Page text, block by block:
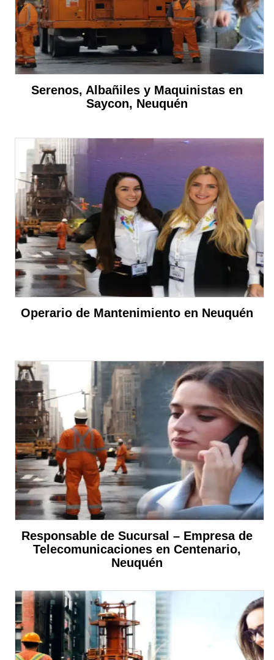
Serenos, Albañiles y Maquinistas en
Saycon, Neuquén
Operario de Mantenimiento en Neuquén
Responsable de Sucursal – Empresa de
Telecomunicaciones en Centenario,
Neuquén